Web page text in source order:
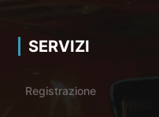
SERVIZI
Registrazione